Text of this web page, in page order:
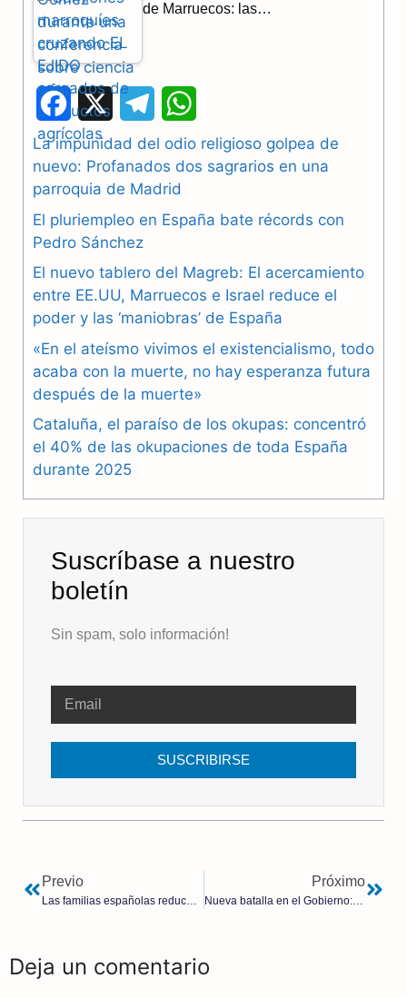
de Marruecos: las…
F
a
c
b
o
o
k
e
l
r
a
m
h
a
A
p
p
La impunidad del odio religioso golpea de
nuevo: Profanados dos sagrarios en una
parroquia de Madrid
El pluriempleo en España bate récords con
Pedro Sánchez
El nuevo tablero del Magreb: El acercamiento
entre EE.UU, Marruecos e Israel reduce el
poder y las ‘maniobras’ de España
«En el ateísmo vivimos el existencialismo, todo
acaba con la muerte, no hay esperanza futura
después de la muerte»
Cataluña, el paraíso de los okupas: concentró
el 40% de las okupaciones de toda España
durante 2025
Suscríbase a nuestro
boletín
Sin spam, solo información!
SUSCRIBIRSE
Previo Próximo
Nueva batalla en el Gobierno: Iglesias declara la guerra a Escrivá
Deja un comentario